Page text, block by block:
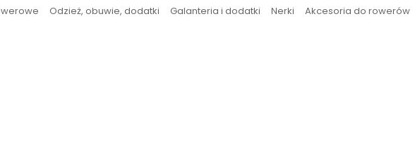
Odzież, obuwie, dodatki Galanteria i dodatki Nerki Akcesoria do rowerów